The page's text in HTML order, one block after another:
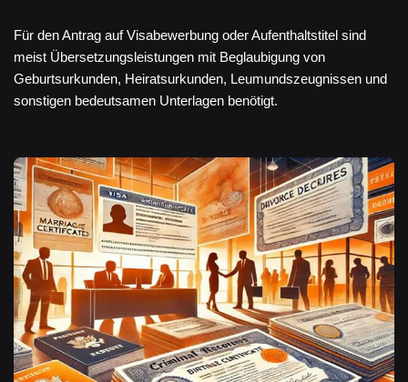
Für den Antrag auf Visabewerbung oder Aufenthaltstitel sind
meist Übersetzungsleistungen mit Beglaubigung von
Geburtsurkunden, Heiratsurkunden, Leumundszeugnissen und
sonstigen bedeutsamen Unterlagen benötigt.